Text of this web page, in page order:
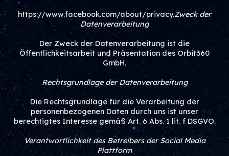
https://www.facebook.com/about/privacy.Zweck der
Datenverarbeitung
Der Zweck der Datenverarbeitung ist die
Öffentlichkeitsarbeit und Präsentation des Orbit360
GmbH.
Rechtsgrundlage der Datenverarbeitung
Die Rechtsgrundlage für die Verarbeitung der
personenbezogenen Daten durch uns ist unser
berechtigtes Interesse gemäß Art. 6 Abs. 1 lit. f DSGVO.
Verantwortlichkeit des Betreibers der Social Media
Plattform